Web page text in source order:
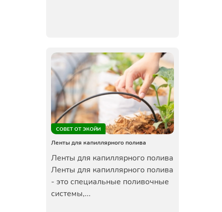
СОВЕТ ОТ ЭКОЙИ
Ленты для капиллярного полива
Ленты для капиллярного полива
Ленты для капиллярного полива
- это специальные поливочные
системы,...